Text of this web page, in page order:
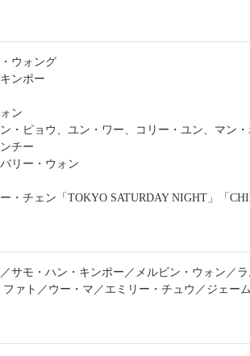
ウォング
ンポー
ン
・ピョウ、ユン・ワー、コリー・ユン、マン
チー
リー・ウォン
・チェン「TOKYO SATURDAY NIGHT」「
サモ・ハン・キンポー／メルビン・ウォン／
ァト／ウー・マ／エミリー・チュウ／ジェー